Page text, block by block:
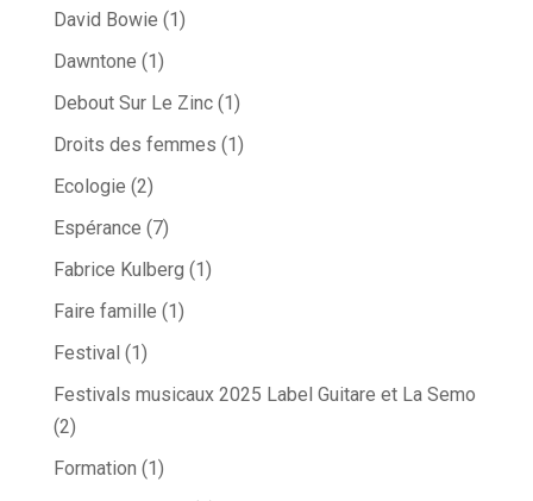
David Bowie (1)
Dawntone (1)
Debout Sur Le Zinc(1)
Droits des femmes (1)
Ecologie (2)
Espérance (7)
Fabrice Kulberg (1)
Faire famille (1)
Festival (1)
Festivals musicaux 2025 Label Guitare et La Semo
(2)
Formation (1)